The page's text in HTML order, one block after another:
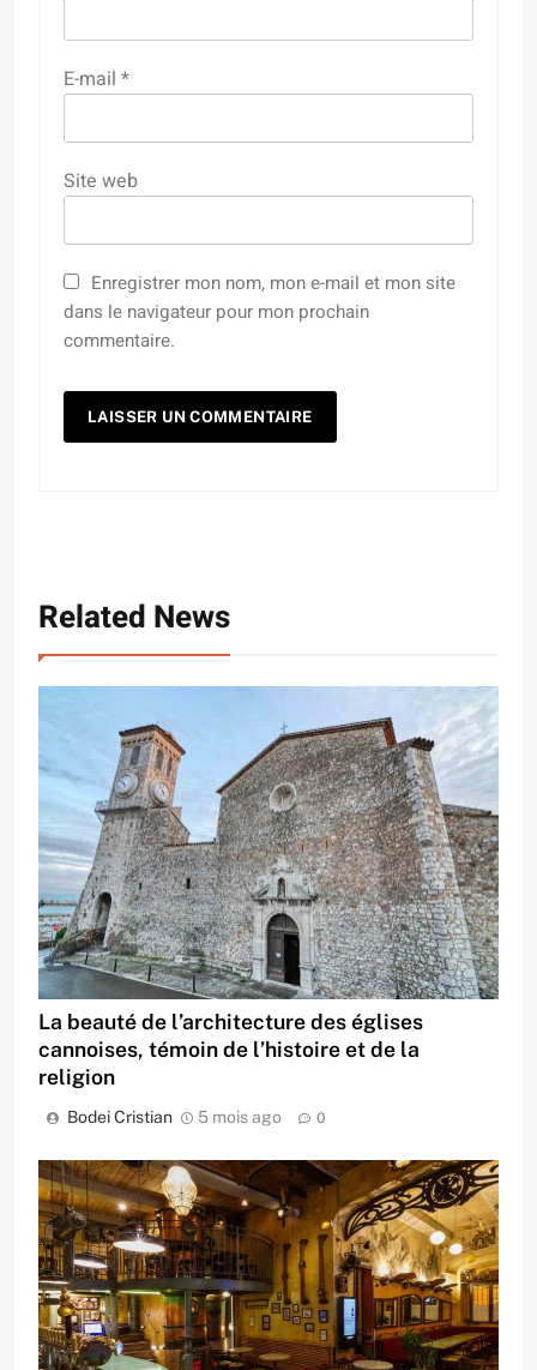
E-mail *
Site web
Enregistrer mon nom, mon e-mail et mon site
dans le navigateur pour mon prochain
commentaire.
Related News
La beauté de l’architecture des églises
cannoises, témoin de l’histoire et de la
religion
Bodei Cristian 5 mois ago 0